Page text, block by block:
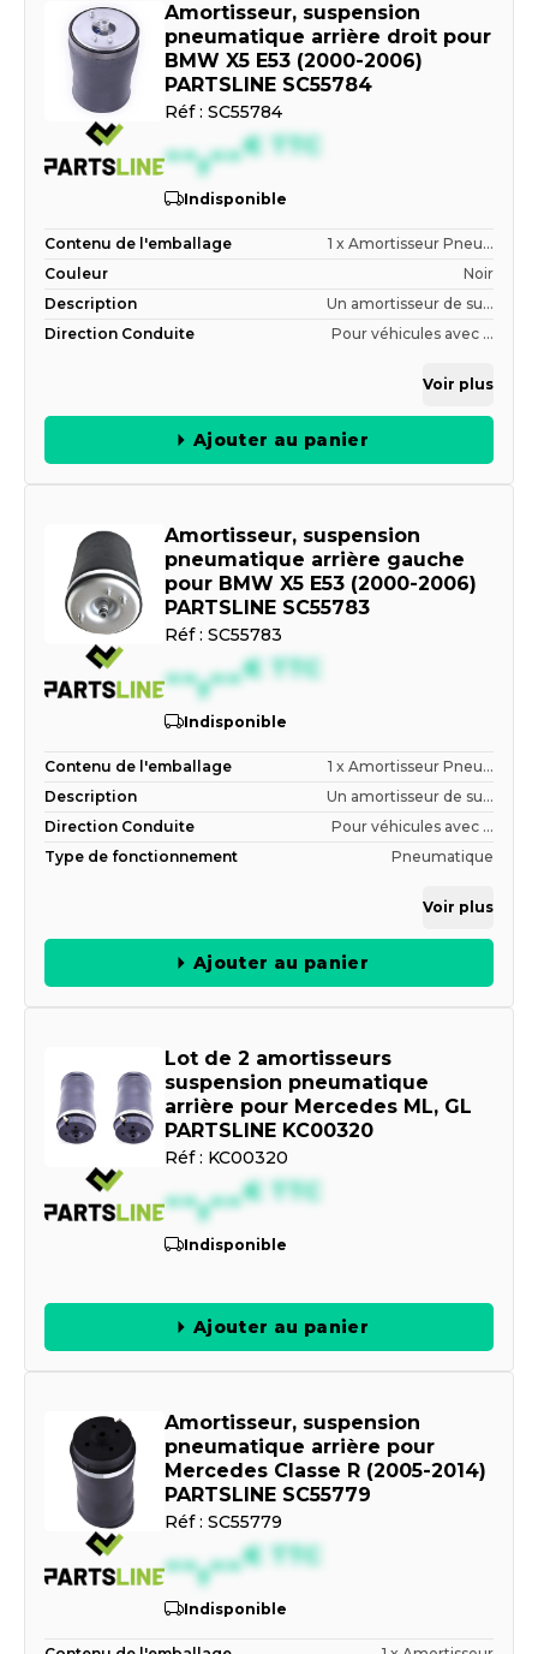
Amortisseur, suspension
pneumatique arrière droit pour
BMW X5 E53 (2000-2006)
PARTSLINE SC55784
Réf : SC55784
--,--€ TTC
Indisponible
Contenu de l'emballage
1 x Amortisseur Pneu...
Couleur
Noir
Description
Un amortisseur de su...
Direction Conduite
Pour véhicules avec ...
Voir plus
Ajouter au panier
Amortisseur, suspension
pneumatique arrière gauche
pour BMW X5 E53 (2000-2006)
PARTSLINE SC55783
Réf : SC55783
--,--€ TTC
Indisponible
Contenu de l'emballage
1 x Amortisseur Pneu...
Description
Un amortisseur de su...
Direction Conduite
Pour véhicules avec ...
Type de fonctionnement
Pneumatique
Voir plus
Ajouter au panier
Lot de 2 amortisseurs
suspension pneumatique
arrière pour Mercedes ML, GL
PARTSLINE KC00320
Réf : KC00320
--,--€ TTC
Indisponible
Ajouter au panier
Amortisseur, suspension
pneumatique arrière pour
Mercedes Classe R (2005-2014)
PARTSLINE SC55779
Réf : SC55779
--,--€ TTC
Indisponible